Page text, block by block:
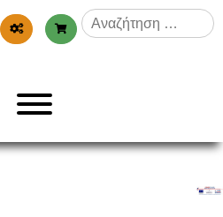
Αναζήτηση
για: